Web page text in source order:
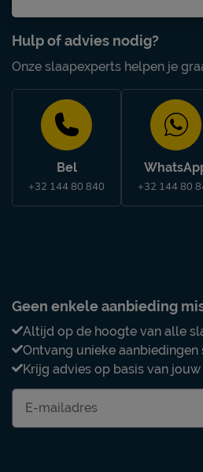
Hulp of advies nodig?
Onze slaapexperts helpen je
Bel
+32 144 80 840 +32 144 80
Geen enkele aanbieding
Altijd op de hoogte van alle
Ontvang unieke
Krijg advies op basis van